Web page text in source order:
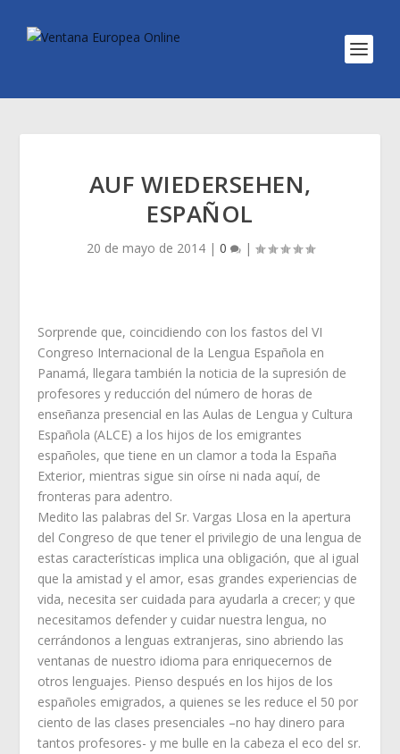
AUF WIEDERSEHEN,
ESPAÑOL
20 de mayo de 2014| 0 |
Sorprende que, coincidiendo con los fastos del VI
Congreso Internacional de la Lengua Española en
Panamá, llegara también la noticia de la supresión de
profesores y reducción del número de horas de
enseñanza presencial en las Aulas de Lengua y Cultura
Española (ALCE) a los hijos de los emigrantes
españoles, que tiene en un clamor a toda la España
Exterior, mientras sigue sin oírse ni nada aquí, de
fronteras para adentro.
Medito las palabras del Sr. Vargas Llosa en la apertura
del Congreso de que tener el privilegio de una lengua de
estas características implica una obligación, que al igual
que la amistad y el amor, esas grandes experiencias de
vida, necesita ser cuidada para ayudarla a crecer; y que
necesitamos defender y cuidar nuestra lengua, no
cerrándonos a lenguas extranjeras, sino abriendo las
ventanas de nuestro idioma para enriquecernos de
otros lenguajes. Pienso después en los hijos de los
españoles emigrados, a quienes se les reduce el 50 por
ciento de las clases presenciales –no hay dinero para
tantos profesores- y me bulle en la cabeza el eco del sr.